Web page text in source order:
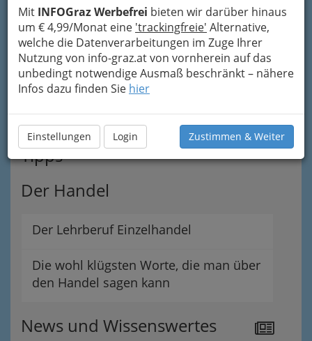
Mit INFOGraz Werbefrei bieten wir darüber hinaus
um € 4,99/Monat eine 'trackingfreie' Alternative,
welche die Datenverarbeitungen im Zuge Ihrer
Nutzung von info-graz.at von vornherein auf das
unbedingt notwendige Ausmaß beschränkt – nähere
Infos dazu finden Sie hier
Einstellungen Login Zustimmen & Weiter
Schreibwaren
Werbeartikelhandel
Werbedrucke, Beschriftungen,
Werbedisplays...
Tipps
Der Handel
Der Lehrberuf Einzelhandel
Die wohl klügsten Worte, die man über
den Handel sagen kann
News und Wissenswertes